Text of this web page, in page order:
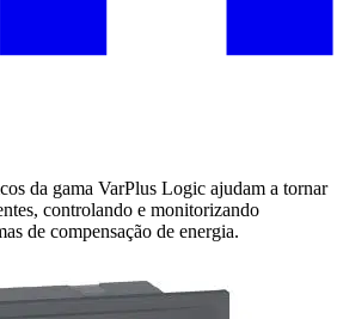
da gama VarPlus Logic ajudam a tornar
controlando e monitorizando
de compensação de energia.